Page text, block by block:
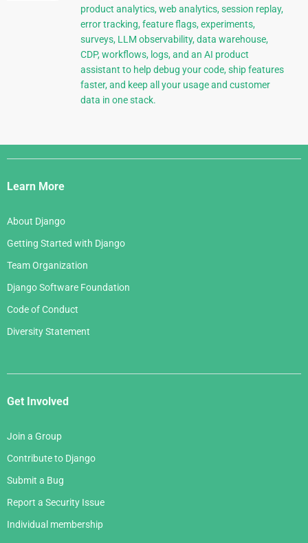
product analytics, web analytics, session replay,
error tracking, feature flags, experiments,
surveys, LLM observability, data warehouse,
CDP, workflows, logs, and an AI product
assistant to help debug your code, ship features
faster, and keep all your usage and customer
data in one stack.
Django
Links
Learn More
About Django
Getting Started with Django
Team Organization
Django Software Foundation
Code of Conduct
Diversity Statement
Get Involved
Join a Group
Contribute to Django
Submit a Bug
Report a Security Issue
Individual membership